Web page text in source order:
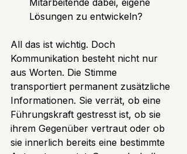
Lösungen zu entwickeln?
All das ist wichtig. Doch
Kommunikation besteht nicht nur
aus Worten. Die Stimme
transportiert permanent zusätzliche
Informationen. Sie verrät, ob eine
Führungskraft gestresst ist, ob sie
ihrem Gegenüber vertraut oder ob
sie innerlich bereits eine bestimmte